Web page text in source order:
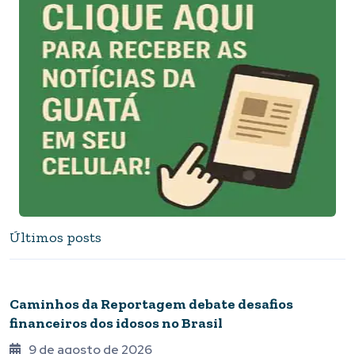
Últimos posts
Caminhos da Reportagem debate desafios
financeiros dos idosos no Brasil
9 de agosto de 2026